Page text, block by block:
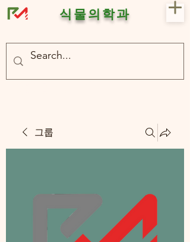
식물의학과
그룹